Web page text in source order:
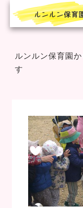
2023年 > 9月
ルンルン保育園
す